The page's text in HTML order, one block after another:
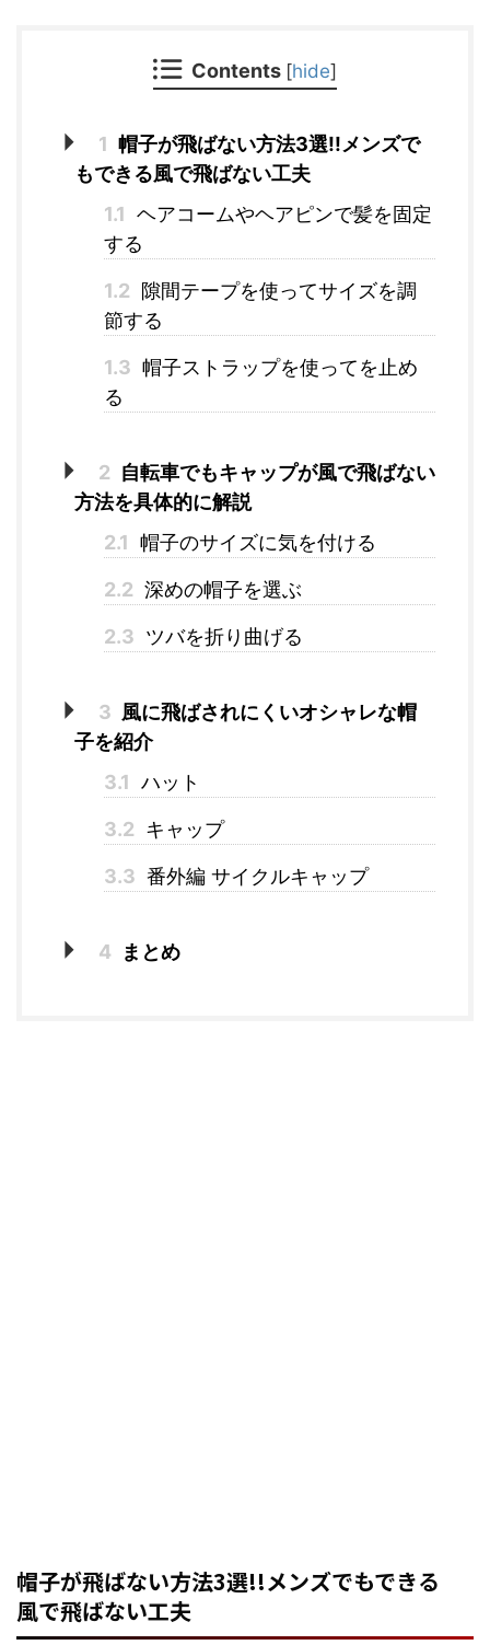
Contents [hide]
1 帽子が飛ばない方法3選!!メンズで
もできる風で飛ばない工夫
1.1 ヘアコームやヘアピンで髪を固定
する
1.2 隙間テープを使ってサイズを調
節する
1.3 帽子ストラップを使ってを止め
る
2 自転車でもキャップが風で飛ばない
方法を具体的に解説
2.1 帽子のサイズに気を付ける
2.2 深めの帽子を選ぶ
2.3 ツバを折り曲げる
3 風に飛ばされにくいオシャレな帽
子を紹介
3.1 ハット
3.2 キャップ
3.3 番外編 サイクルキャップ
4 まとめ
帽子が飛ばない方法3選!!メンズでもできる
風で飛ばない工夫